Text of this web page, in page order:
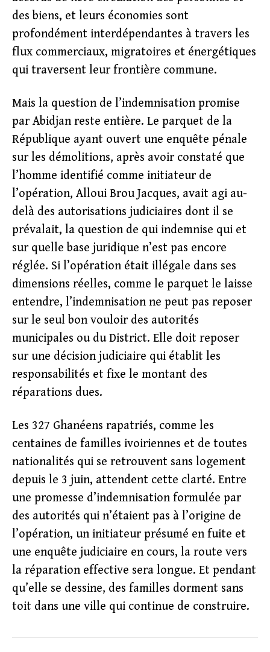
des biens, et leurs économies sont
profondément interdépendantes à travers les
flux commerciaux, migratoires et énergétiques
qui traversent leur frontière commune.
Mais la question de l’indemnisation promise
par Abidjan reste entière. Le parquet de la
République ayant ouvert une enquête pénale
sur les démolitions, après avoir constaté que
l’homme identifié comme initiateur de
l’opération, Alloui Brou Jacques, avait agi au-
delà des autorisations judiciaires dont il se
prévalait, la question de qui indemnise qui et
sur quelle base juridique n’est pas encore
réglée. Si l’opération était illégale dans ses
dimensions réelles, comme le parquet le laisse
entendre, l’indemnisation ne peut pas reposer
sur le seul bon vouloir des autorités
municipales ou du District. Elle doit reposer
sur une décision judiciaire qui établit les
responsabilités et fixe le montant des
réparations dues.
Les 327 Ghanéens rapatriés, comme les
centaines de familles ivoiriennes et de toutes
nationalités qui se retrouvent sans logement
depuis le 3 juin, attendent cette clarté. Entre
une promesse d’indemnisation formulée par
des autorités qui n’étaient pas à l’origine de
l’opération, un initiateur présumé en fuite et
une enquête judiciaire en cours, la route vers
la réparation effective sera longue. Et pendant
qu’elle se dessine, des familles dorment sans
toit dans une ville qui continue de construire.